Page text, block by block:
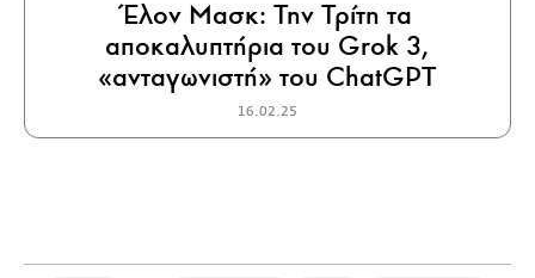
Έλον Μασκ: Την Τρίτη τα
αποκαλυπτήρια του Grok 3,
«ανταγωνιστή» του ChatGPT
16.02.25